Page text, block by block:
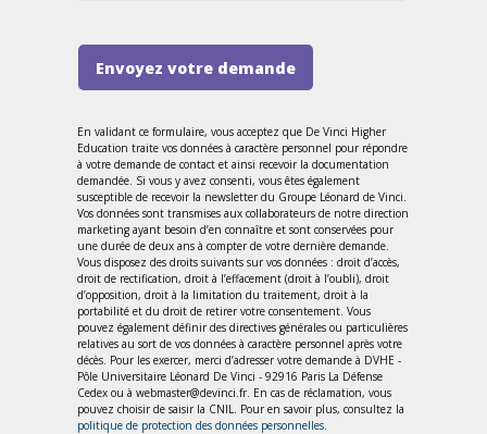
Envoyez votre demande
En validant ce formulaire, vous acceptez que De Vinci Higher
Education traite vos données à caractère personnel pour répondre
à votre demande de contact et ainsi recevoir la documentation
demandée. Si vous y avez consenti, vous êtes également
susceptible de recevoir la newsletter du Groupe Léonard de Vinci.
Vos données sont transmises aux collaborateurs de notre direction
marketing ayant besoin d’en connaître et sont conservées pour
une durée de deux ans à compter de votre dernière demande.
Vous disposez des droits suivants sur vos données : droit d’accès,
droit de rectification, droit à l’effacement (droit à l’oubli), droit
d’opposition, droit à la limitation du traitement, droit à la
portabilité et du droit de retirer votre consentement. Vous
pouvez également définir des directives générales ou particulières
relatives au sort de vos données à caractère personnel après votre
décès. Pour les exercer, merci d’adresser votre demande à DVHE -
Pôle Universitaire Léonard De Vinci - 92916 Paris La Défense
Cedex ou à webmaster@devinci.fr. En cas de réclamation, vous
pouvez choisir de saisir la CNIL. Pour en savoir plus, consultez la
politique de protection des données personnelles